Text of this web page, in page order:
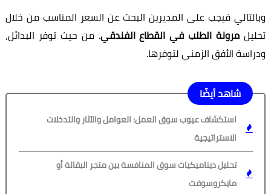
وبالتالي فيجب على المديرين البحث عن السعر المناسب من خلال
تحليل مرونة الطلب في القطاع الفندقي. من حيث توفر البدائل،
ودراسة الأفق الزمني لتوفرها.
شاهد أيضًا
استكشاف عيوب سوق العمل: العوامل والآثار والتدخلات
الاستراتيجية
تحليل ديناميكيات سوق المنافسة بين متجر البقالة أو
مايكروسوفت